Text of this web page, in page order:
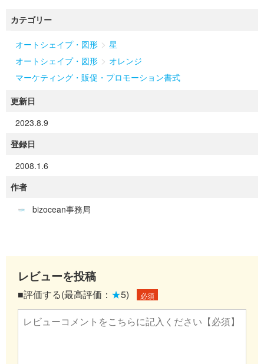
カテゴリー
オートシェイプ・図形 > 星
オートシェイプ・図形 > オレンジ
マーケティング・販促・プロモーション書式
更新日
2023.8.9
登録日
2008.1.6
作者
bizocean事務局
レビューを投稿
■評価する(最高評価： ★5) 必須